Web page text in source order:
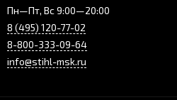
Пн—Пт, Вс 9:00—20:00
8 (495) 120-77-02
8-800-333-09-64
info@stihl-msk.ru